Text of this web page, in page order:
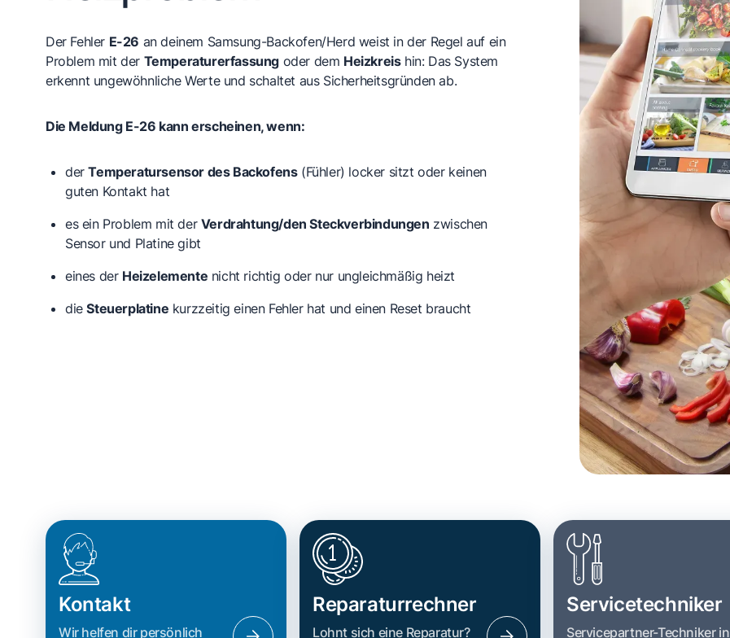
Der Fehler E-26 an deinem Samsung-Backofen/Herd weist in der Regel auf ein
Problem mit der Temperaturerfassung oder dem Heizkreishin: Das System
erkennt ungewöhnliche Werte und schaltet aus Sicherheitsgründen ab.
Die Meldung E-26 kann erscheinen, wenn:
derTemperatursensor des Backofens(Fühler) locker sitzt oder keinen
guten Kontakt hat
es ein Problem mit der Verdrahtung/den Steckverbindungen zwischen
Sensor und Platine gibt
eines der Heizelemente nicht richtig oder nur ungleichmäßig heizt
dieSteuerplatine kurzzeitig einen Fehler hat und einen Reset braucht
Kontakt
Wir helfen dir persönlich
Reparaturrechner
Lohnt sich eine Reparatur?
Servicetechniker
Servicepartner-Techniker in